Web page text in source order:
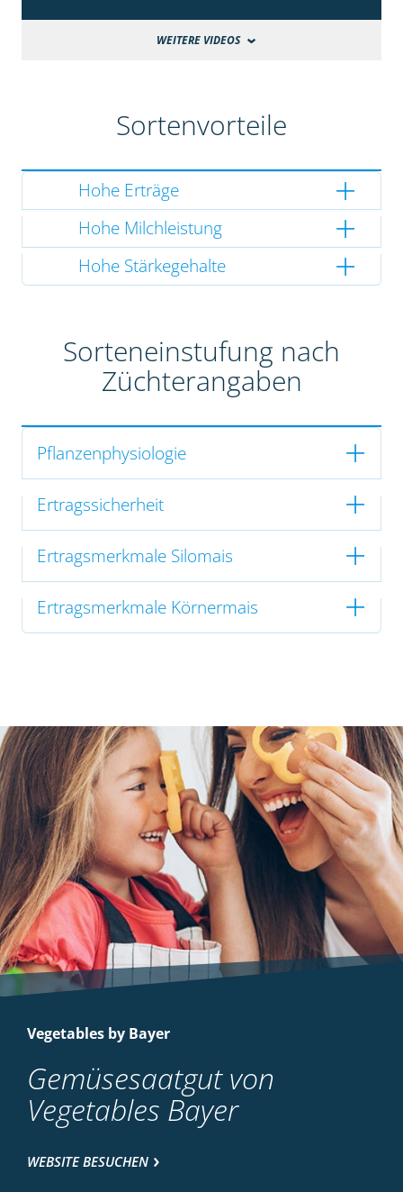
WEITERE VIDEOS
Sortenvorteile
Hohe Erträge
Hohe Milchleistung
Hohe Stärkegehalte
Sorteneinstufung nach
Züchterangaben
Pflanzenphysiologie
Ertragssicherheit
Ertragsmerkmale Silomais
Ertragsmerkmale Körnermais
Vegetables by Bayer
Gemüsesaatgut von
Vegetables Bayer
WEBSITE BESUCHEN